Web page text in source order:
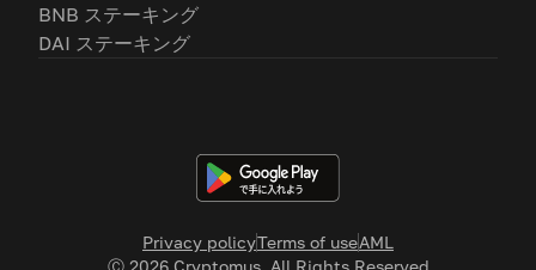
Privacy policyTerms of useAML
BNB ステーキング
DAI ステーキング